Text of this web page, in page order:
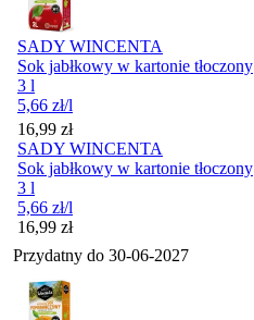
SADY WINCENTA
Sok jabłkowy w kartonie tłoczony
3 l
5,66 zł/l
Cena
16,99 zł
SADY WINCENTA
Sok jabłkowy w kartonie tłoczony
3 l
5,66 zł/l
Cena
16,99 zł
Przydatny do 30-06-2027